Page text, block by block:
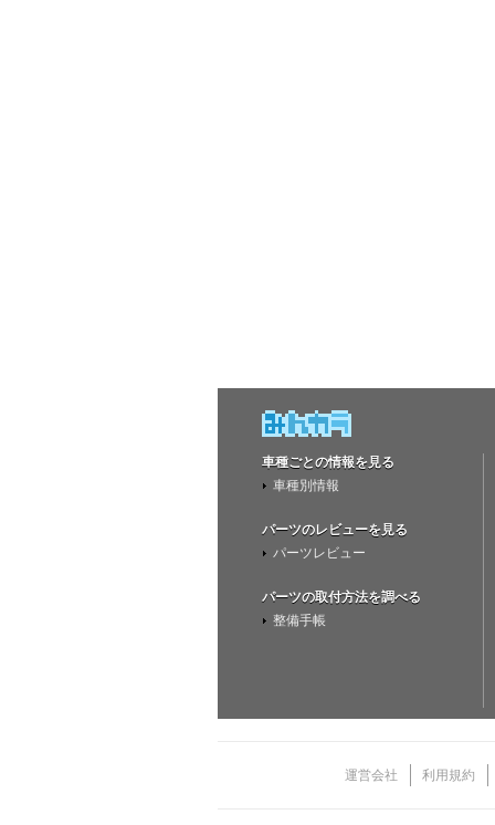
車種ごとの情報を見る
車種別情報
パーツのレビューを見る
パーツレビュー
パーツの取付方法を調べる
整備手帳
運営会社 利用規約